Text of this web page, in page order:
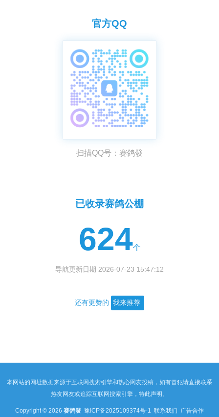
官方QQ
扫描QQ号：赛鸽發
已收录赛鸽公棚
624个
导航更新日期 2026-07-23 15:47:12
还有更赞的 我来推荐
本网站的网址数据来源于互联网搜索引擎和热心网友投稿，如有冒犯请直接联系
热友网友或追踪互联网搜索引擎，特此声明。
Copyright © 2026 赛鸽發 豫ICP备2025109374号-1 联系我们 广告合作